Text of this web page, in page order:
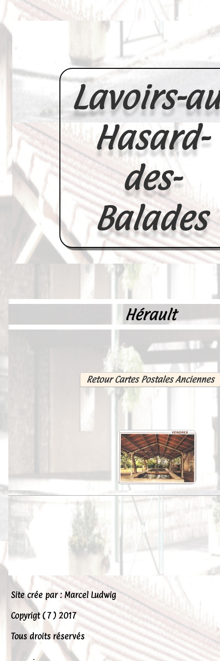
Lavoirs-
Hasard-
des-
Balades
Videos--Lavoirs
Un Peu d'Histoire
Outils-des-Lavandières
Cartes Postales-Anciennes et
Liens
Hérault
Retour Cartes Postales Anciennes
Site crée par : Marcel Ludwig
Copyrigt ( 7 ) 2017
Tous droits réservés
.